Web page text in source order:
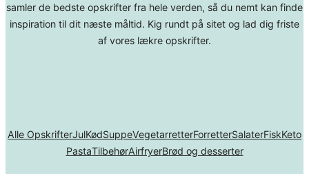
samler de bedste opskrifter fra hele verden, så du nemt kan finde
inspiration til dit næste måltid. Kig rundt på sitet og lad dig friste
af vores lækre opskrifter.
Alle OpskrifterJulKødSuppeVegetarretterForretterSalaterFiskKeto
PastaTilbehørAirfryerBrød og desserter